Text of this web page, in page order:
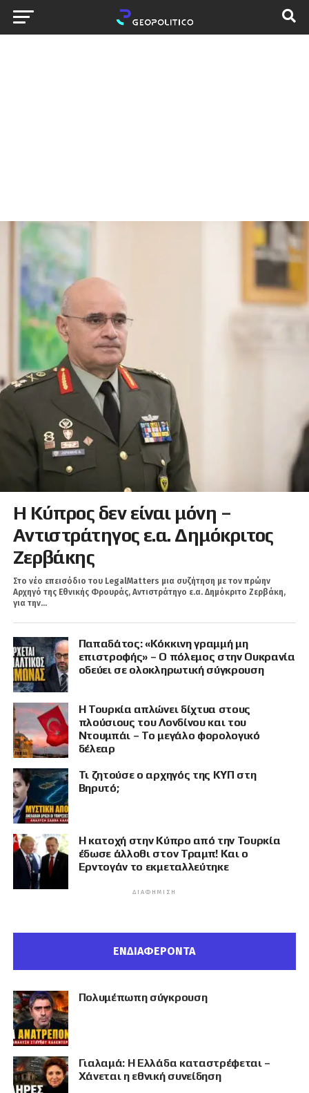
Η Κύπρος δεν είναι μόνη –
Αντιστράτηγος ε.α. Δημόκριτος
Ζερβάκης
Στο νέο επεισόδιο του LegalMatters μια συζήτηση με τον πρώην
Αρχηγό της Εθνικής Φρουράς, Αντιστράτηγο ε.α. Δημόκριτο Ζερβάκη,
για την...
Παπαδάτος: «Κόκκινη γραμμή μη
επιστροφής» – Ο πόλεμος στην Ουκρανία
οδεύει σε ολοκληρωτική σύγκρουση
Η Τουρκία απλώνει δίχτυα στους
πλούσιους του Λονδίνου και του
Ντουμπάι – Το μεγάλο φορολογικό
δέλεαρ
Τι ζητούσε ο αρχηγός της ΚΥΠ στη
Βηρυτό;
Η κατοχή στην Κύπρο από την Τουρκία
έδωσε άλλοθι στον Τραμπ! Και ο
Ερντογάν το εκμεταλλεύτηκε
ΔΙΑΦΉΜΙΣΗ
ΕΝΔΙΑΦΕΡΟΝΤΑ
Πολυμέπωπη σύγκρουση
Γιαλαμά: Η Ελλάδα καταστρέφεται –
Χάνεται η εθνική συνείδηση